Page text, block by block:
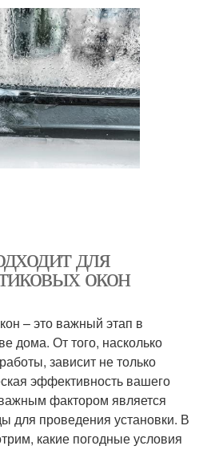
для
окон
– это важный этап в
дома. От того, насколько
зависит не только
эффективность вашего
фактором является
для проведения установки. В
какие погодные условия